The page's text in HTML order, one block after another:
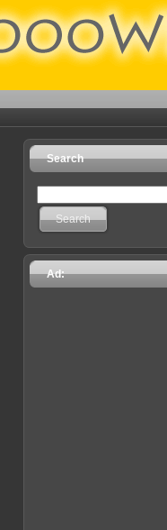
Search
Search
Ad: